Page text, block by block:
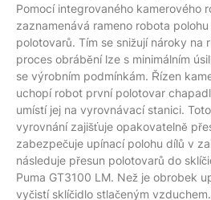
Pomocí integrovaného kamerového
zaznamenává rameno robota
polotovarů. Tím se snižují nároky na
proces obrábění lze s minimálním
se výrobním podmínkám. Řízen
uchopí robot první polotovar
umístí jej na vyrovnávací stanici.
vyrovnání zajišťuje opakovatelně
zabezpečuje upínací polohu dílů v
následuje přesun polotovarů do
Puma GT3100 LM. Než je obrobek
vyčistí sklíčidlo stlačeným